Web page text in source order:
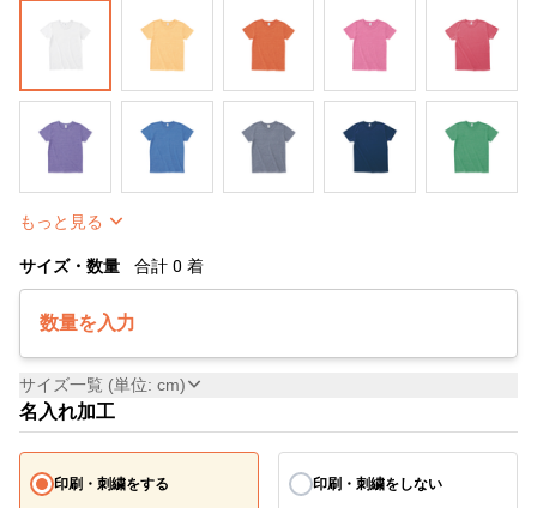
もっと見る
サイズ・数量 合計 0 着
数量を入力
サイズ一覧 (単位: cm)
名入れ加工
印刷・刺繍をする 印刷・刺繍をしない